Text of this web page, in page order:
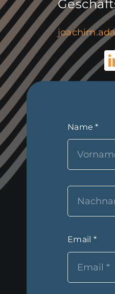
Name*
Email *